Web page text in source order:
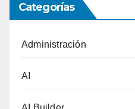
Categorías
Administración
AI